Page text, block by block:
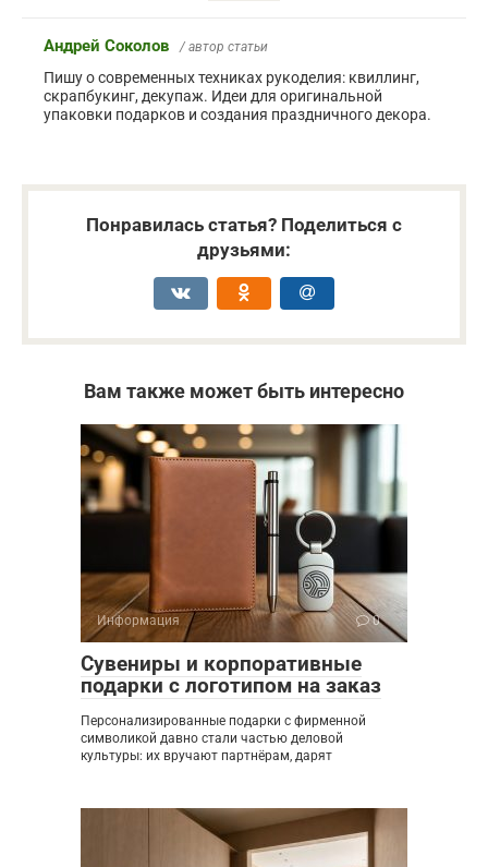
Андрей Соколов / автор статьи
Пишу о современных техниках рукоделия: квиллинг,
скрапбукинг, декупаж. Идеи для оригинальной
упаковки подарков и создания праздничного декора.
Понравилась статья? Поделиться с
друзьями:
Вам также может быть интересно
Информация 0
Сувениры и корпоративные
подарки с логотипом на заказ
Персонализированные подарки с фирменной
символикой давно стали частью деловой
культуры: их вручают партнёрам, дарят